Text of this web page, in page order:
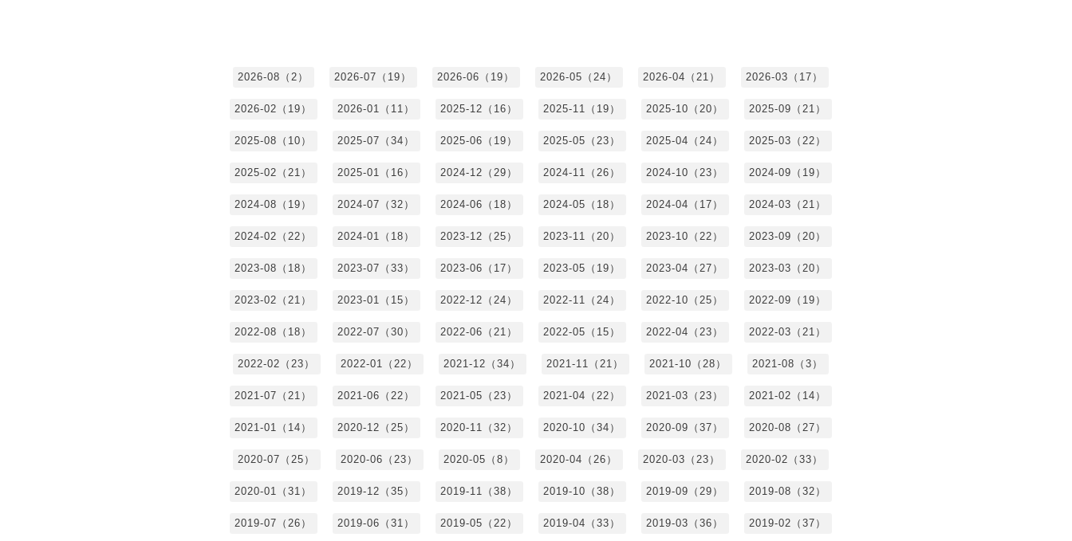
2026-08（2） 2026-07（19） 2026-06（19） 2026-05（24） 2026-04（21） 2026-03（17）
2026-02（19） 2026-01（11） 2025-12（16） 2025-11（19） 2025-10（20） 2025-09（21）
2025-08（10） 2025-07（34） 2025-06（19） 2025-05（23） 2025-04（24） 2025-03（22）
2025-02（21） 2025-01（16） 2024-12（29） 2024-11（26） 2024-10（23） 2024-09（19）
2024-08（19） 2024-07（32） 2024-06（18） 2024-05（18） 2024-04（17） 2024-03（21）
2024-02（22） 2024-01（18） 2023-12（25） 2023-11（20） 2023-10（22） 2023-09（20）
2023-08（18） 2023-07（33） 2023-06（17） 2023-05（19） 2023-04（27） 2023-03（20）
2023-02（21） 2023-01（15） 2022-12（24） 2022-11（24） 2022-10（25） 2022-09（19）
2022-08（18） 2022-07（30） 2022-06（21） 2022-05（15） 2022-04（23） 2022-03（21）
2022-02（23） 2022-01（22） 2021-12（34） 2021-11（21） 2021-10（28） 2021-08（3）
2021-07（21） 2021-06（22） 2021-05（23） 2021-04（22） 2021-03（23） 2021-02（14）
2021-01（14） 2020-12（25） 2020-11（32） 2020-10（34） 2020-09（37） 2020-08（27）
2020-07（25） 2020-06（23） 2020-05（8） 2020-04（26） 2020-03（23） 2020-02（33）
2020-01（31） 2019-12（35） 2019-11（38） 2019-10（38） 2019-09（29） 2019-08（32）
2019-07（26） 2019-06（31） 2019-05（22） 2019-04（33） 2019-03（36） 2019-02（37）